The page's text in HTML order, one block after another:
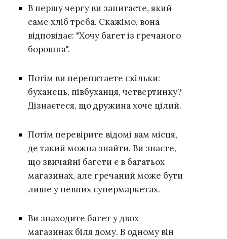
В першу чергу ви запитаєте, який
саме хліб треба. Скажімо, вона
відповідає: "Хочу багет із гречаного
борошна".
Потім ви перепитаете скільки:
буханець, півбуханця, четвертинку?
Дізнаєтеся, що дружина хоче цілий.
Потім перевірите відомі вам місця,
де такий можна знайти. Ви знаєте,
що звичайні багети є в багатьох
магазинах, але гречаний може бути
лише у певних супермаркетах.
Ви знаходите багет у двох
магазинах біля дому. В одному він